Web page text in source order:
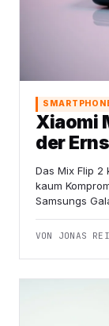
Xiaomi
der
Das Mix Flip
kaum
Samsungs
VON JONAS